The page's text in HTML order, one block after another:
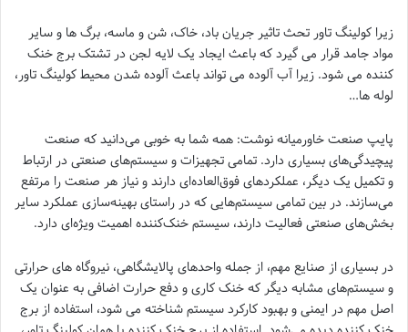
زیرا کولینگ تاور تحث تاثیر جریان باد، خاک، شن و ماسه، برگ ها و سایر
مواد جامد قرار می گیرد که باعث ایجاد یک لایه لجن در تشتک برج خنک
کننده می شود. زیرا آب آلوده می تواند باعث آلوده شدن محیط کولینگ تاور،
لوله ها…
پایپ صنعت خاورمیانه نوشت: همه شما به خوبی می‌دانید که صنعت
پیچیدگی‌های بسیاری دارد. تمامی تجهیزات و سیستم‌های صنعتی در ارتباط
و تکمیل یک دیگر، عملکردهای فوق‌العاده‌ای دارند و نیاز هر صنعت را مرتفع
می‌سازند. در بین تمامی سیستم‌هایی که در راستای بهینه‌سازی عملکرد سایر
بخش‌های صنعتی فعالیت دارند، سیستم خنک‌کننده اهمیت ویژه‌ای دارد.
در بسیاری از صنایع مهم، از جمله واحدهای پالایشگاهی، نیروگاه‌ های حرارتی
و سیستم‌های مشابه دیگر که خنک کاری و دفع حرارت اضافی به عنوان یک
اصل مهم در ایمنی و بهبود کارکرد سیستم شناخته می ‌شود، استفاده از برج